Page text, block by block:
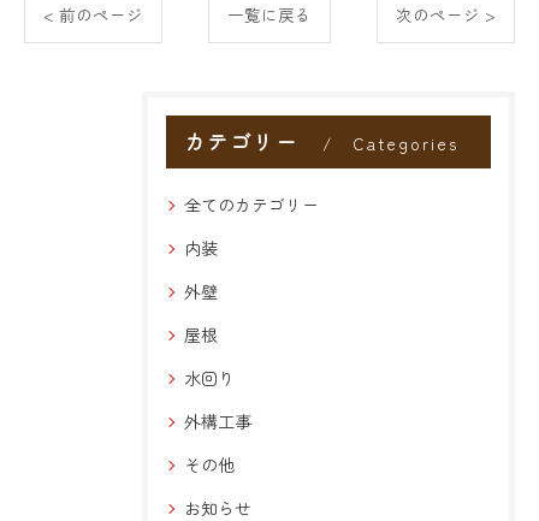
< 前のページ 一覧に戻る 次のページ >
カテゴリー Categories
全てのカテゴリー
内装
外壁
屋根
水回り
外構工事
その他
お知らせ